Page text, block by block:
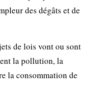
des dégâts et de
de lois vont ou sont
la pollution, la
la consommation de